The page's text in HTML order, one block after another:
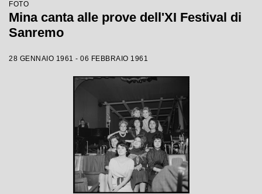
FOTO
Mina canta alle prove dell'XI Festival di
Sanremo
28 GENNAIO 1961 - 06 FEBBRAIO 1961